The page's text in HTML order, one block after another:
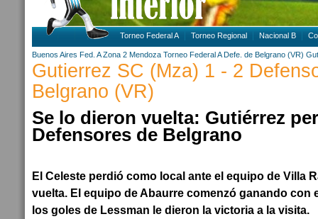
Torneo Federal A Torneo Regional Nacional B
Buenos Aires Fed. A Zona 2 Mendoza Torneo Federal A Defe. de Belgrano (VR)
Gutierrez SC (Mza) 1 - 2
Belgrano (VR)
Se lo dieron vuelta: Gutiérrez
Defensores de Belgrano
El Celeste perdió como local ante el equipo de Villa
vuelta. El equipo de Abaurre comenzó ganando con
los goles de Lessman le dieron la victoria a la visita.